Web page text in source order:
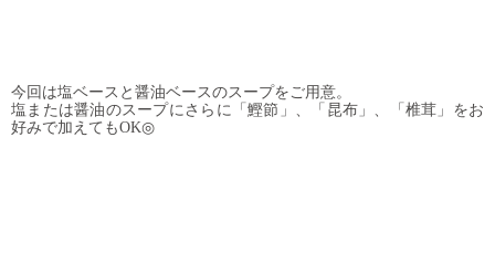
今回は塩ベースと醤油ベースのスープをご用意。
塩または醤油のスープにさらに「鰹節」、「昆布」、「椎茸」をお
好みで加えてもOK◎